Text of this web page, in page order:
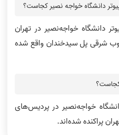
دانشگاه خواجه‌ نصیر کجاست؟
دانشگاه خواجه‌نصیر در تهران
شرقی پل سیدخندان واقع شده
خواجه‌نصیر در پردیس‌های
پراکنده شده‌اند.